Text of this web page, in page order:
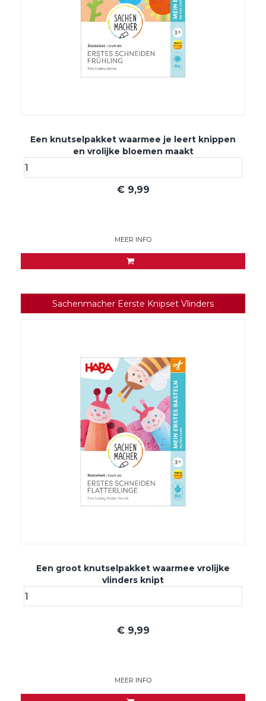
Een knutselpakket waarmee je leert knippen
en vrolijke bloemen maakt
€ 9,99
MEER INFO
Sachenmacher Eerste Knipset Vlinders
Een groot knutselpakket waarmee vrolijke
vlinders knipt
€ 9,99
MEER INFO